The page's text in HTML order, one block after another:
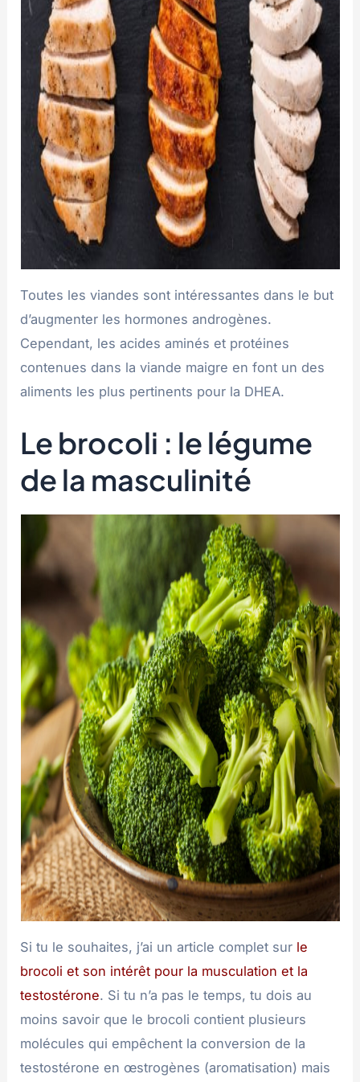
Toutes les viandes sont intéressantes dans le but
d’augmenter les hormones androgènes.
Cependant, les acides aminés et protéines
contenues dans la viande maigre en font un des
aliments les plus pertinents pour la DHEA.
Le brocoli : le légume
de la masculinité
Si tu le souhaites, j’ai un article complet sur le
brocoli et son intérêt pour la musculation et la
testostérone. Si tu n’a pas le temps, tu dois au
moins savoir que le brocoli contient plusieurs
molécules qui empêchent la conversion de la
testostérone en œstrogènes (aromatisation) mais